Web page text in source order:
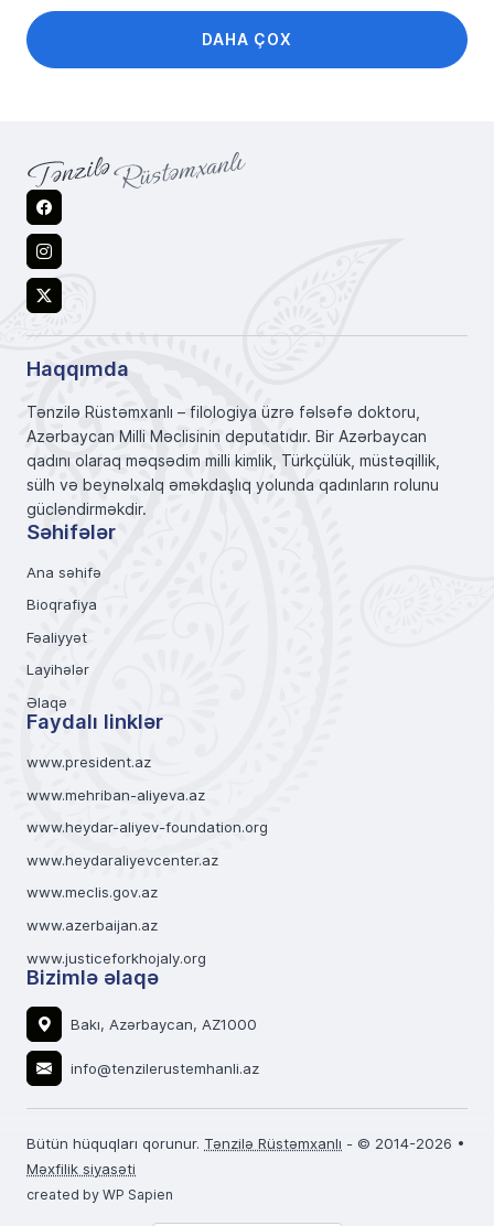
DAHA ÇOX
Facebook
Instagram
X
Haqqımda
Tənzilə Rüstəmxanlı – filologiya üzrə fəlsəfə doktoru,
Azərbaycan Milli Məclisinin deputatıdır. Bir Azərbaycan
qadını olaraq məqsədim milli kimlik, Türkçülük, müstəqillik,
sülh və beynəlxalq əməkdaşlıq yolunda qadınların rolunu
gücləndirməkdir.
Səhifələr
Ana səhifə
Bioqrafiya
Fəaliyyət
Layihələr
Əlaqə
Faydalı linklər
www.president.az
www.mehriban-aliyeva.az
www.heydar-aliyev-foundation.org
www.heydaraliyevcenter.az
www.meclis.gov.az
www.azerbaijan.az
www.justiceforkhojaly.org
Bizimlə əlaqə
Bakı, Azərbaycan, AZ1000
info@tenzilerustemhanli.az
Bütün hüquqları qorunur. Tənzilə Rüstəmxanlı - © 2014-2026 •
Məxfilik siyasəti
created by WP Sapien